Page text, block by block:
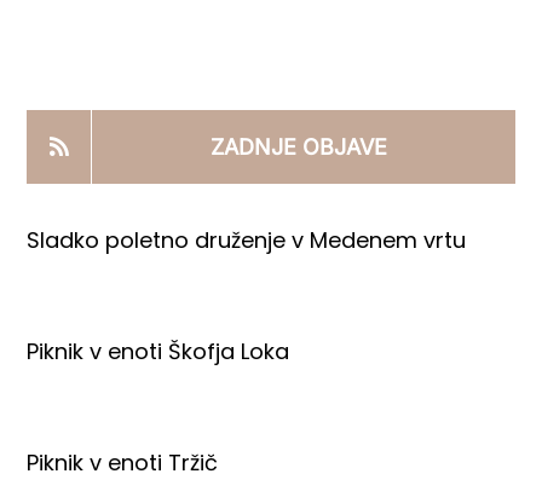
PRODAJNI IZDELKI
AKTUALNO
ZADNJE OBJAVE
Sladko poletno druženje v Medenem vrtu
Piknik v enoti Škofja Loka
Piknik v enoti Tržič